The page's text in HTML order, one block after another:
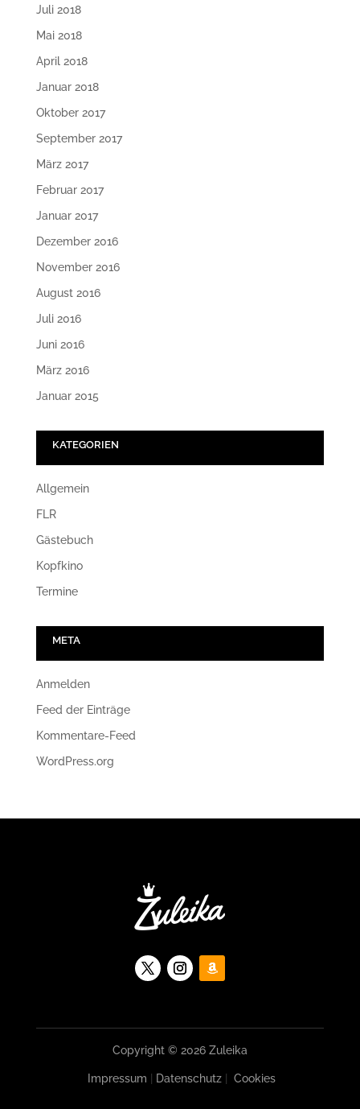
Juli 2018
Mai 2018
April 2018
Januar 2018
Oktober 2017
September 2017
März 2017
Februar 2017
Januar 2017
Dezember 2016
November 2016
August 2016
Juli 2016
Juni 2016
März 2016
Januar 2015
KATEGORIEN
Allgemein
FLR
Gästebuch
Kopfkino
Termine
META
Anmelden
Feed der Einträge
Kommentare-Feed
WordPress.org
Copyright © 2026 Zuleika
Impressum Datenschutz| Cookies